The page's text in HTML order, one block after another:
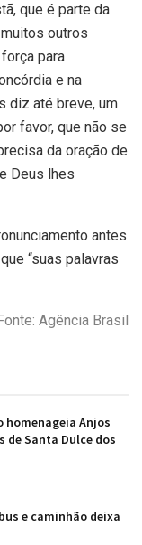
que é parte da
outros
para
e na
diz até breve, um
favor, que não se
da oração de
Deus lhes
antes
“suas palavras
Agência Brasil
homenageia Anjos
Santa Dulce dos
e caminhão deixa